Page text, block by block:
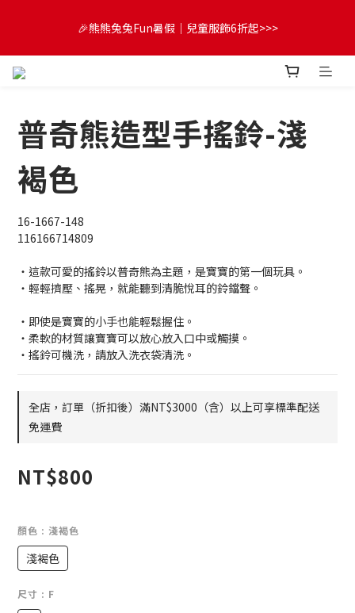
💌】
🎉熊熊兔兔Fun暑假｜兒童服飾6折起>>>
😍FUN暑假！童裝開心購【滿$3,000，送$300 (最高回饋$1,200)
💌】
普奇熊造型手搖鈴-淺
褐色
16-1667-148
116166714809
・這款可愛的搖鈴以普奇熊為主題，是寶寶的第一個玩具。
・輕輕擠壓、搖晃，就能聽到清脆悅耳的鈴鐺聲。
・即使是寶寶的小手也能輕鬆握住。
・柔軟的材質讓寶寶可以放心放入口中或觸摸。
・搖鈴可機洗，請放入洗衣袋清洗。
全店，訂單（折扣後）滿NT$3000（含）以上可享標準配送
免運費
NT$800
顏色 : 淺褐色
淺褐色
尺寸 : F